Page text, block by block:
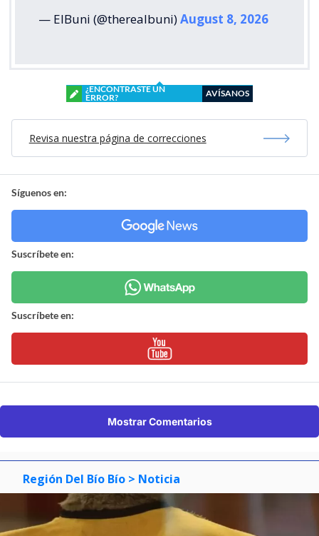
— ElBuni (@therealbuni)August 8, 2026
¿ENCONTRASTE UN
ERROR?
AVÍSANOS
Revisa nuestra página de correcciones
Síguenos en:
Suscríbete en:
Suscríbete en:
Mostrar Comentarios
Región Del Bío Bío > Noticia